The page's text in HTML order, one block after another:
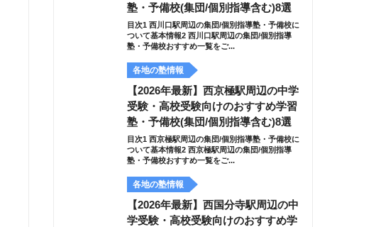
塾・予備校(集団/個別指導含む)8選
目次1 西川口駅周辺の集団/個別指導塾・予備校に
ついて基本情報2 西川口駅周辺の集団/個別指導
塾・予備校おすすめ一覧をご...
各地の塾情報
【2026年最新】西京極駅周辺の中学
受験・高校受験向けのおすすめ学習
塾・予備校(集団/個別指導含む)8選
目次1 西京極駅周辺の集団/個別指導塾・予備校に
ついて基本情報2 西京極駅周辺の集団/個別指導
塾・予備校おすすめ一覧をご...
各地の塾情報
【2026年最新】西国分寺駅周辺の中
学受験・高校受験向けのおすすめ学